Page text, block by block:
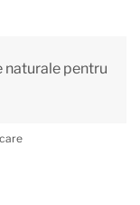
naturale pentru